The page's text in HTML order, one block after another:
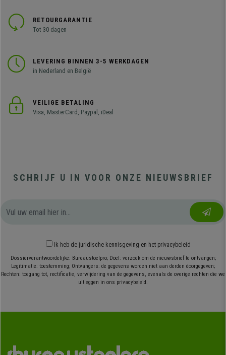
RETOURGARANTIE
Tot 30 dagen
LEVERING BINNEN 3-5 WERKDAGEN
in Nederland en België
VEILIGE BETALING
Visa, MasterCard, Paypal, iDeal
SCHRIJF U IN VOOR ONZE NIEUWSBRIEF
Ik heb de juridische kennisgeving en het privacybeleid
Dossierverantwoordelijke: Bureaustoelpro; Doel: verzoek om de nieuwsbrief te ontvangen;
Legitimatie: toestemming; Ontvangers: de gegevens worden niet aan derden doorgegeven;
Rechten: toegang tot, rectificatie, verwijdering van de gegevens, evenals de overige rechten die we
uitleggen in ons privacybeleid.